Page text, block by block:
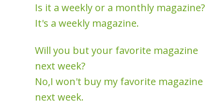
Is it a weekly or a monthly magazine?
It's a weekly magazine.
Will you but your favorite magazine
next week?
No,I won't buy my favorite magazine
next week.